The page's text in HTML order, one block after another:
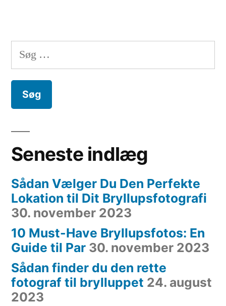
Søg
efter:
Seneste indlæg
Sådan Vælger Du Den Perfekte
Lokation til Dit Bryllupsfotografi
30. november 2023
10 Must-Have Bryllupsfotos: En
Guide til Par 30. november 2023
Sådan finder du den rette
fotograf til brylluppet 24. august
2023